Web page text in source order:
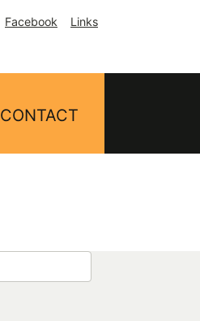
Facebook Links
CONTACT